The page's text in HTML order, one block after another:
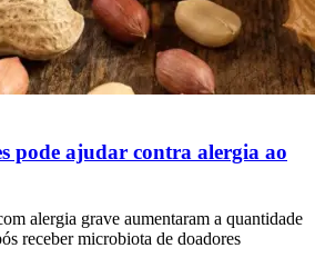
pode ajudar contra alergia ao
alergia grave aumentaram a quantidade
receber microbiota de doadores